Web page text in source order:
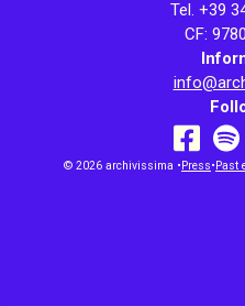
Tel. +39
CF:
facebook
© 2026 archivissima •Press•Past